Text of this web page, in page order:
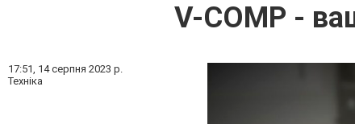
V-COMP -
17:51, 14 серпня 2023 р.
Техніка